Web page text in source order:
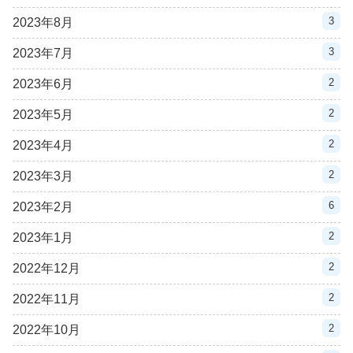
2023年8月 3
2023年7月 3
2023年6月 2
2023年5月 2
2023年4月 2
2023年3月 2
2023年2月 6
2023年1月 2
2022年12月 2
2022年11月 2
2022年10月 2